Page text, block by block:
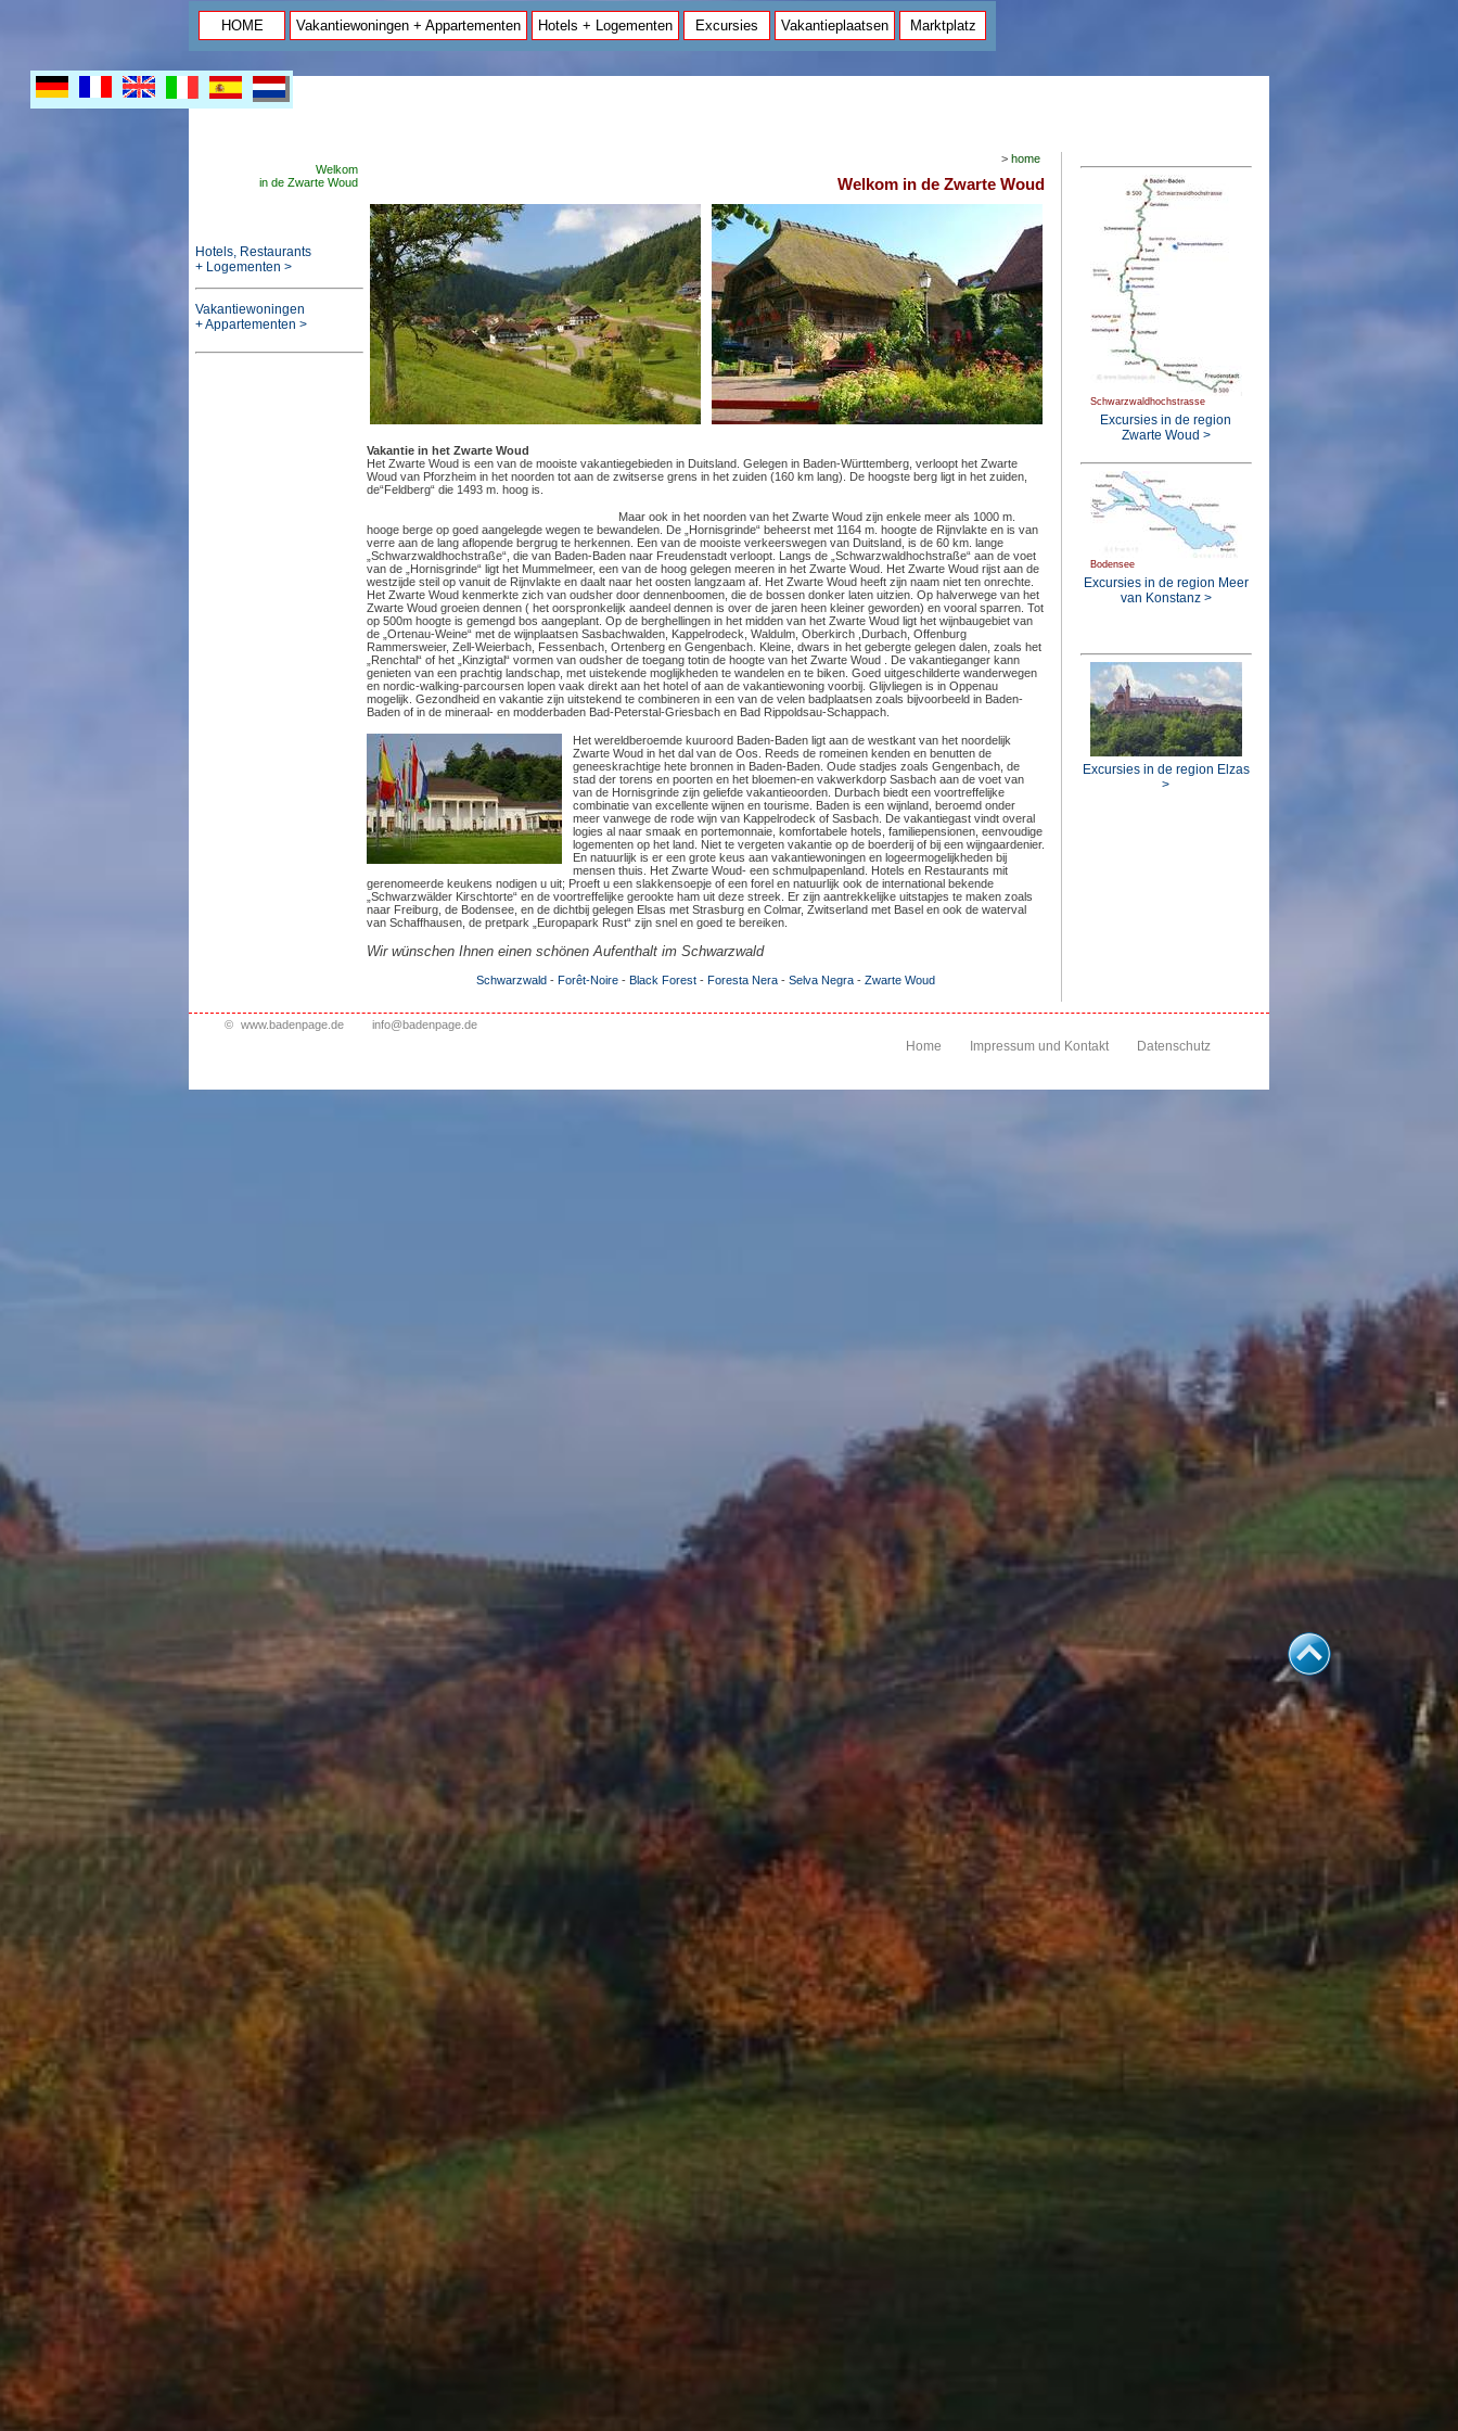
HOME Vakantiewoningen + Appartementen Hotels + Logementen Excursies Vakantieplaatsen Marktplatz
Welkom
in de Zwarte Woud
Hotels, Restaurants
+ Logementen >
Vakantiewoningen
+ Appartementen >
> home
Welkom in de Zwarte Woud
Vakantie in het Zwarte Woud
Het Zwarte Woud is een van de mooiste vakantiegebieden in Duitsland. Gelegen in Baden-Württemberg, verloopt het Zwarte
Woud van Pforzheim in het noorden tot aan de zwitserse grens in het zuiden (160 km lang). De hoogste berg ligt in het zuiden,
de“Feldberg“ die 1493 m. hoog is.
Maar ook in het noorden van het Zwarte Woud zijn enkele meer als 1000 m.
hooge berge op goed aangelegde wegen te bewandelen. De „Hornisgrinde“ beheerst met 1164 m. hoogte de Rijnvlakte en is van
verre aan de lang aflopende bergrug te herkennen. Een van de mooiste verkeerswegen van Duitsland, is de 60 km. lange
„Schwarzwaldhochstraße“, die van Baden-Baden naar Freudenstadt verloopt. Langs de „Schwarzwaldhochstraße“ aan de voet
van de „Hornisgrinde“ ligt het Mummelmeer, een van de hoog gelegen meeren in het Zwarte Woud. Het Zwarte Woud rijst aan de
westzijde steil op vanuit de Rijnvlakte en daalt naar het oosten langzaam af. Het Zwarte Woud heeft zijn naam niet ten onrechte.
Het Zwarte Woud kenmerkte zich van oudsher door dennenboomen, die de bossen donker laten uitzien. Op halverwege van het
Zwarte Woud groeien dennen ( het oorspronkelijk aandeel dennen is over de jaren heen kleiner geworden) en vooral sparren. Tot
op 500m hoogte is gemengd bos aangeplant. Op de berghellingen in het midden van het Zwarte Woud ligt het wijnbaugebiet van
de „Ortenau-Weine“ met de wijnplaatsen Sasbachwalden, Kappelrodeck, Waldulm, Oberkirch ,Durbach, Offenburg
Rammersweier, Zell-Weierbach, Fessenbach, Ortenberg en Gengenbach. Kleine, dwars in het gebergte gelegen dalen, zoals het
„Renchtal“ of het „Kinzigtal“ vormen van oudsher de toegang totin de hoogte van het Zwarte Woud . De vakantieganger kann
genieten van een prachtig landschap, met uistekende moglijkheden te wandelen en te biken. Goed uitgeschilderte wanderwegen
en nordic-walking-parcoursen lopen vaak direkt aan het hotel of aan de vakantiewoning voorbij. Glijvliegen is in Oppenau
mogelijk. Gezondheid en vakantie zijn uitstekend te combineren in een van de velen badplaatsen zoals bijvoorbeeld in Baden-
Baden of in de mineraal- en modderbaden Bad-Peterstal-Griesbach en Bad Rippoldsau-Schappach.
Het wereldberoemde kuuroord Baden-Baden ligt aan de westkant van het noordelijk
Zwarte Woud in het dal van de Oos. Reeds de romeinen kenden en benutten de
geneeskrachtige hete bronnen in Baden-Baden. Oude stadjes zoals Gengenbach, de
stad der torens en poorten en het bloemen-en vakwerkdorp Sasbach aan de voet van
van de Hornisgrinde zijn geliefde vakantieoorden. Durbach biedt een voortreffelijke
combinatie van excellente wijnen en tourisme. Baden is een wijnland, beroemd onder
meer vanwege de rode wijn van Kappelrodeck of Sasbach. De vakantiegast vindt overal
logies al naar smaak en portemonnaie, komfortabele hotels, familiepensionen, eenvoudige
logementen op het land. Niet te vergeten vakantie op de boerderij of bij een wijngaardenier.
En natuurlijk is er een grote keus aan vakantiewoningen en logeermogelijkheden bij
mensen thuis. Het Zwarte Woud- een schmulpapenland. Hotels en Restaurants mit
gerenomeerde keukens nodigen u uit; Proeft u een slakkensoepje of een forel en natuurlijk ook de international bekende
„Schwarzwälder Kirschtorte“ en de voortreffelijke gerookte ham uit deze streek. Er zijn aantrekkelijke uitstapjes te maken zoals
naar Freiburg, de Bodensee, en de dichtbij gelegen Elsas met Strasburg en Colmar, Zwitserland met Basel en ook de waterval
van Schaffhausen, de pretpark „Europapark Rust“ zijn snel en goed te bereiken.
Wir wünschen Ihnen einen schönen Aufenthalt im Schwarzwald
Schwarzwald - Forêt-Noire - Black Forest - Foresta Nera - Selva Negra - Zwarte Woud
Schwarzwaldhochstrasse
Excursies in de region
Zwarte Woud >
Bodensee
Excursies in de region Meer
van Konstanz >
Excursies in de region Elzas
>
© www.badenpage.de info@badenpage.de
Home Impressum und Kontakt Datenschutz